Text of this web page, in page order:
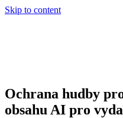
Skip to content
Ochrana hudby
obsahu AI pro